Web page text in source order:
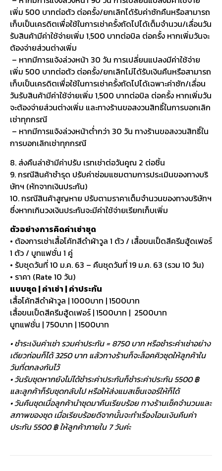
เพิ่ม 500 บาทต่อตัว ต่อครั้ง/ยกเลิกได้รับค่าซักคืนหรือสามารถ
เก็บเป็นเครดิตเพื่อใช้ในการเช่าครั้งถัดไปได้เต็มจำนวน/เลื่อนวัน
รับสินค้ามีค่าใช้จ่ายเพิ่ม 1,500 บาทต่อบิล ต่อครั้ง หากเพิ่มวันจะ
ต้องจ่ายส่วนต่างเพิ่ม
– หากมีการแจ้งล่วงหน้า 30 วัน การเปลี่ยนแปลงมีค่าใช้จ่าย
เพิ่ม 500 บาทต่อตัว ต่อครั้ง/ยกเลิกไม่ได้รับเงินคืนหรือสามารถ
เก็บเป็นเครดิตเพื่อใช้ในการเช่าครั้งถัดไปได้เฉพาะค่าซัก/เลื่อน
วันรับสินค้ามีค่าใช้จ่ายเพิ่ม 1,500 บาทต่อบิล ต่อครั้ง หากเพิ่มวัน
จะต้องจ่ายส่วนต่างเพิ่ม และทางร้านขอสงวนสิทธิ์ในการบอกเลิก
เช่าทุกกรณี
– หากมีการแจ้งล่วงหน้าต่ำกว่า 30 วัน ทางร้านขอสงวนสิทธิ์ใน
การบอกเลิกเช่าทุกกรณี
8. ส่งคืนล่าช้ามีค่าปรับ เรทเช่าต่อวันคูณ 2 ต่อชิ้น
9. กรณีสินค้าชำรุด ปรับค่าซ่อมแซมตามการประเมินของทางบริ
ษัทฯ (หักจากเงินประกัน)
10. กรณีสินค้าสูญหาย ปรับตามราคาเต็มจำนวนของทางบริษัทฯ
ซึ่งหากเกินวงเงินประกันจะมีค่าใช้จ่ายเรียกเก็บเพิ่ม
ตัวอย่างการคิดค่าเช่าชุด
• ต้องการเช่าเสื้อโค้ทสีดำผ้าวูล 1 ตัว / เสื้อขนเป็ดสีครีมฮู้ดเฟอร์
1 ตัว / บูทแฟชั่น 1 คู่
• รับชุดวันที่ 10 ม.ค. 63 – คืนชุดวันที่ 19 ม.ค. 63 (รวม 10 วัน)
• ราคา (Rate 10 วัน)
แบบชุด | ค่าเช่า | ค่าประกัน
เสื้อโค้ทสีดำผ้าวูล | 1000บาท | 1500บาท
เสื้อขนเป็ดสีครีมฮู้ดเฟอร์ | 1500บาท | 2500บาท
บูทแฟชั่น | 750บาท | 1500บาท
• ชำระเงินค่าเช่า รวมค่าประกัน = 8750 บาท หรือชำระค่าเช่าอย่าง
เดียวก่อนก็ได้ 3250 บาท แล้วทางร้านก็จะล็อคคิวชุดให้ลูกค้าใน
วันที่ตกลงกันไว้
• วันรับชุดหากยังไม่ได้ชำระค่าประกันก็ชำระค่าประกัน 5500 ฿
และลูกค้าก็รับชุดกลับไป หรือให้ส่งแมสเซ็นเจอร์ให้ก็ได้
• วันคืนชุดเมื่อลูกค้านำชุดมาคืนเรียบร้อย ทางร้านเช็คจำนวนและ
สภาพของชุด เมื่อเรียบร้อยดีจากนั้นจะทำเรื่องโอนเงินคืนค่า
ประกัน 5500 ฿ ให้ลูกค้าภายใน 7 วันค่ะ